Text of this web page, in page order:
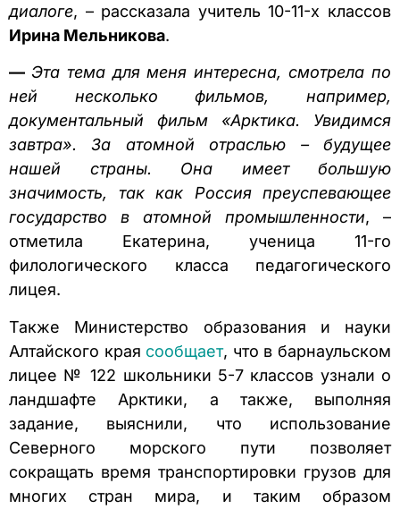
диалоге, – рассказала учитель 10-11-х классов
Ирина Мельникова.
— Эта тема для меня интересна, смотрела по
ней несколько фильмов, например,
документальный фильм «Арктика. Увидимся
завтра». За атомной отраслью – будущее
нашей страны. Она имеет большую
значимость, так как Россия преуспевающее
государство в атомной промышленности, –
отметила Екатерина, ученица 11-го
филологического класса педагогического
лицея.
Также Министерство образования и науки
Алтайского края сообщает, что в барнаульском
лицее № 122 школьники 5-7 классов узнали о
ландшафте Арктики, а также, выполняя
задание, выяснили, что использование
Северного морского пути позволяет
сокращать время транспортировки грузов для
многих стран мира, и таким образом